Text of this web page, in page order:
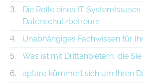
Die Rolle eines IT Systemhauses
Datenschutzbetreuer
Unabhängiges Fachwissen für
Was ist mit Drittanbietern, die
aptaro kümmert sich um Ihren